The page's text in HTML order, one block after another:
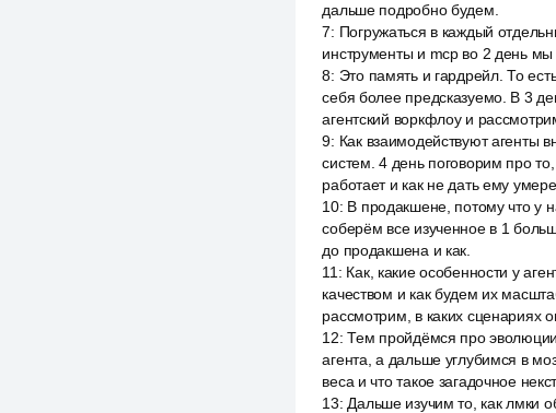
дальше подробно будем.
7: Погружаться в каждый
инструменты и mcp во 2 день мы
8: Это память и гардрейл. То
себя более предсказуемо. В 3
агентский воркфлоу и
9: Как взаимодействуют агенты
систем. 4 день поговорим про
работает и как не дать ему
10: В продакшене, потому что у
соберём все изученное в 1
до продакшена и как.
11 : Как, какие особенности у
качеством и как будем их
рассмотрим, в каких сценариях
12:Тем пройдёмся про
агента, а дальше углубимся в
веса и что такое загадочное
13: Дальше изучим то, как лмки